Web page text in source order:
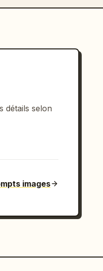
détails selon
images